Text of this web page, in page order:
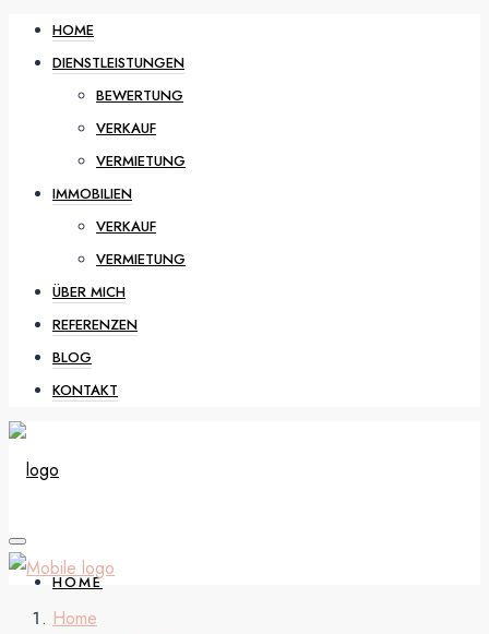
HOME
DIENSTLEISTUNGEN
BEWERTUNG
VERKAUF
VERMIETUNG
IMMOBILIEN
VERKAUF
VERMIETUNG
ÜBER MICH
REFERENZEN
BLOG
KONTAKT
HOME
Home